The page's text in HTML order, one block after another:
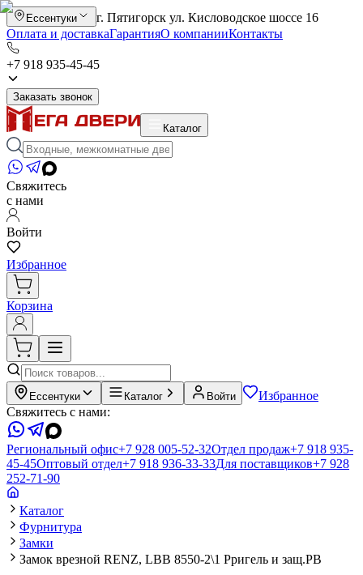
Ессентуки
г. Пятигорск ул. Кисловодское шоссе 16
Оплата и доставкаГарантияО компанииКонтакты
+7 918 935-45-45
Заказать звонок
Каталог
Свяжитесь
с нами
Войти
Избранное
Корзина
Ессентуки Каталог Войти
Избранное
Свяжитесь с нами:
Региональный офис+7 928 005-52-32Отдел продаж+7 918 935-
45-45Оптовый отдел+7 918 936-33-33Для поставщиков+7 928
252-71-90
Каталог
Фурнитура
Замки
Замок врезной RENZ, LBB 8550-2\1 Pригель и защ.PB